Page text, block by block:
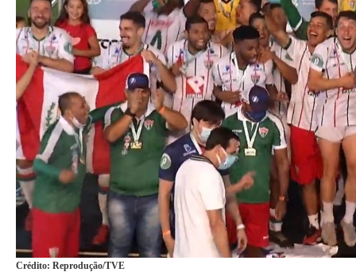
Crédito: Reprodução/TVE